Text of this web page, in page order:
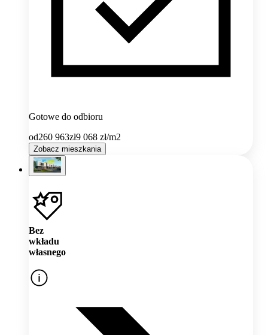
Gotowe do odbioru
od260 963zł9 068 zł/m2
Zobacz mieszkania
Bez
wkładu
własnego